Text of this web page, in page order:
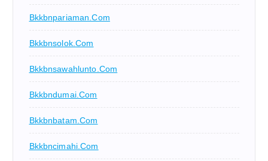
Bkkbnpariaman.com
Bkkbnsolok.com
Bkkbnsawahlunto.com
Bkkbndumai.com
Bkkbnbatam.com
Bkkbncimahi.com